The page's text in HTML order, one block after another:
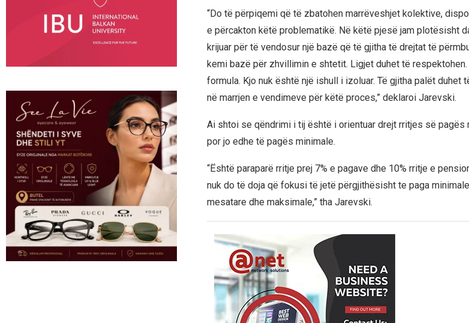
“Do të përpiqemi që të zbatohen marrëveshjet kolektive,
e përcakton këtë problematikë. Në këtë pjesë jam plotësisht
krijuar për të vendosur një bazë që të gjitha të drejtat të
kemi bazë për zhvillimin e shtetit. Ligjet duhet të
formula. Kjo nuk është një ishull i izoluar. Të gjitha palët duhet
në marrjen e vendimeve për këtë proces,” deklaroi Jarevski.
Ai shtoi se qëndrimi i tij është i orientuar drejt rritjes së pagës
por jo edhe të pagës minimale.
“Është paraparë rritje prej 7% e pagave dhe 10% rritje e
nuk do të doja që fokusi të jetë përgjithësisht te paga
mesatare dhe maksimale,” tha Jarevski.